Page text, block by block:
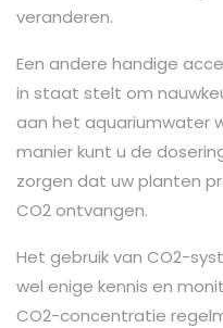
veranderen.
Een andere handige
in staat stelt om
aan het aquariumwater
manier kunt u de
zorgen dat uw planten
CO2 ontvangen.
Het gebruik van CO2-
wel enige kennis en
CO2-concentratie